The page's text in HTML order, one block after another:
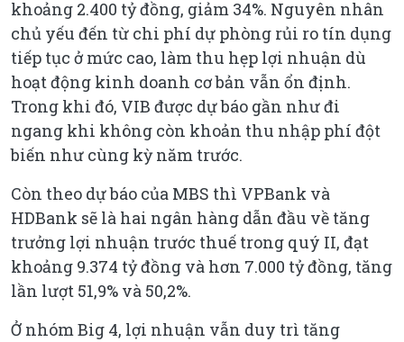
khoảng 2.400 tỷ đồng, giảm 34%. Nguyên nhân
chủ yếu đến từ chi phí dự phòng rủi ro tín dụng
tiếp tục ở mức cao, làm thu hẹp lợi nhuận dù
hoạt động kinh doanh cơ bản vẫn ổn định.
Trong khi đó, VIB được dự báo gần như đi
ngang khi không còn khoản thu nhập phí đột
biến như cùng kỳ năm trước.
Còn theo dự báo của MBS thì VPBank và
HDBank sẽ là hai ngân hàng dẫn đầu về tăng
trưởng lợi nhuận trước thuế trong quý II, đạt
khoảng 9.374 tỷ đồng và hơn 7.000 tỷ đồng, tăng
lần lượt 51,9% và 50,2%.
Ở nhóm Big 4, lợi nhuận vẫn duy trì tăng